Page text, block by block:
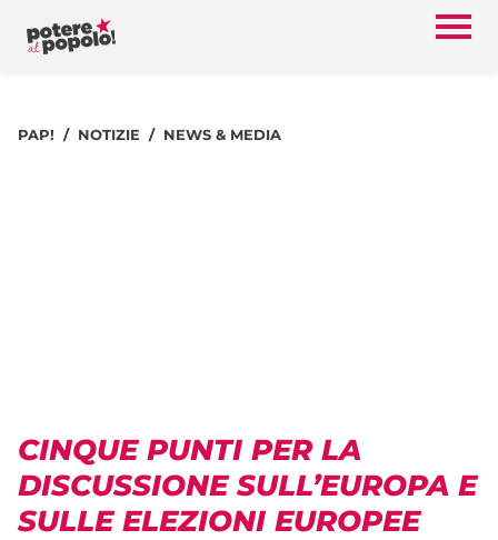
PAP! NOTIZIE NEWS & MEDIA
CINQUE PUNTI PER LA
DISCUSSIONE SULL’EUROPA E
SULLE ELEZIONI EUROPEE